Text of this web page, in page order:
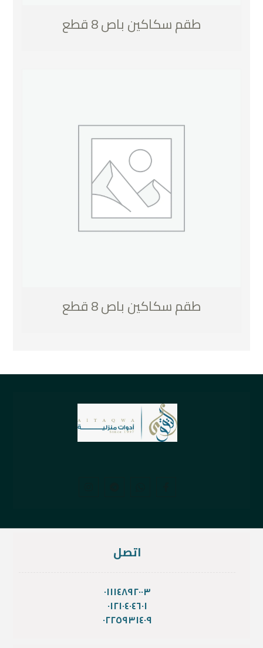
طقم سكاكين باص 8 قطع
طقم سكاكين باص 8 قطع
اتصل
٠١١١٤٨٩٢٠٠٣
٠١٢١٠٤٠٤٦٠١
٠٢٢٥٩٣١٤٠٩